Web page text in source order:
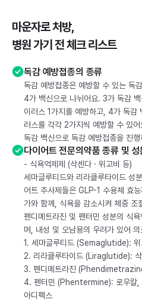
마운자로 처방,
병원 가기 전 체크 리스트
독감 예방접종의 종류
독감 예방접종은 예방할 수 있는 독
4가 백신으로 나뉘어요. 3가 독감
이러스 1가지를 예방하고, 4가 독감
러스를 각각 2가지씩 예방할 수 있
독감 백신으로 독감 예방접종을 진
다이어트 전문의약품 종류 및 성
- 식욕억제제 (삭센다 · 위고비 등)
세마글루티드와 리라클루타이드 성
어트 주사제들은 GLP-1 수용체 효
가와 함께, 식욕을 감소시켜 체중 조
펜디메트라진 및 펜터민 성분의 식
며, 내성 및 오남용의 우려가 있어
1. 세마글루티드 (Semaglutide): 위
2. 리라클루타이드 (Liraglutide):
3. 펜디메트라진
4. 펜터민 (Phentermine): 로우칼,
아디펙스